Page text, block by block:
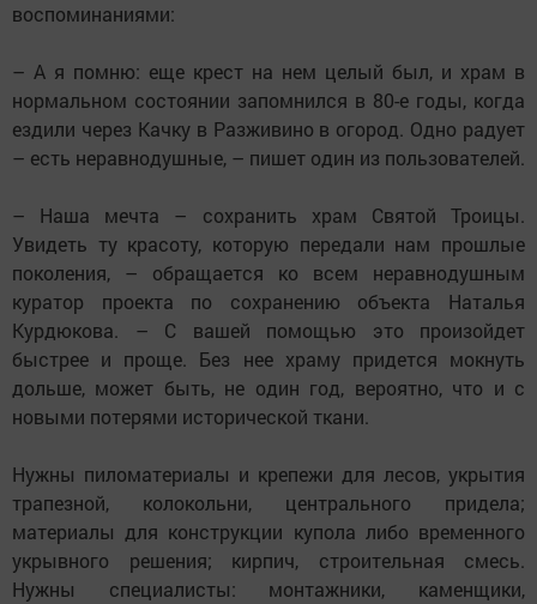
воспоминаниями:
– А я помню: еще крест на нем целый был, и храм в
нормальном состоянии запомнился в 80-е годы, когда
ездили через Качку в Разживино в огород. Одно радует
– есть неравнодушные, – пишет один из пользователей.
– Наша мечта – сохранить храм Святой Троицы.
Увидеть ту красоту, которую передали нам прошлые
поколения, – обращается ко всем неравнодушным
куратор проекта по сохранению объекта Наталья
Курдюкова. – С вашей помощью это произойдет
быстрее и проще. Без нее храму придется мокнуть
дольше, может быть, не один год, вероятно, что и с
новыми потерями исторической ткани.
Нужны пиломатериалы и крепежи для лесов, укрытия
трапезной, колокольни, центрального придела;
материалы для конструкции купола либо временного
укрывного решения; кирпич, строительная смесь.
Нужны специалисты: монтажники, каменщики,